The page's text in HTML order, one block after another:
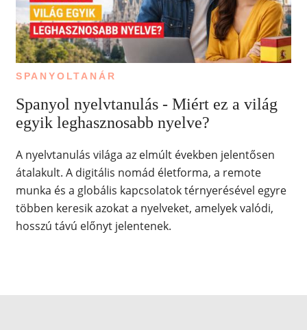
SPANYOLTANÁR
Spanyol nyelvtanulás - Miért ez a világ
egyik leghasznosabb nyelve?
A nyelvtanulás világa az elmúlt években jelentősen
átalakult. A digitális nomád életforma, a remote
munka és a globális kapcsolatok térnyerésével egyre
többen keresik azokat a nyelveket, amelyek valódi,
hosszú távú előnyt jelentenek.